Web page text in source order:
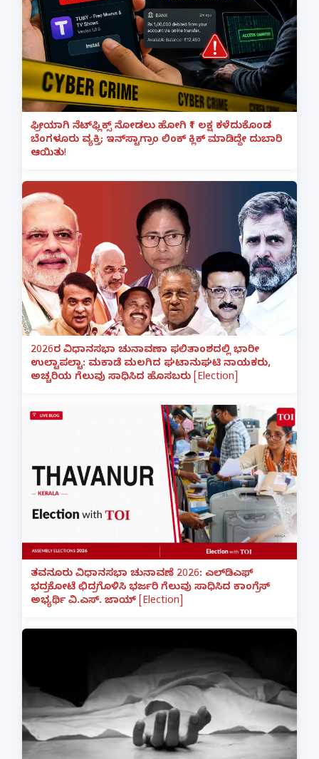
ಫ್ರೀಯಾಗಿ ನೆಟ್‌ಫ್ಲಿಕ್ಸ್ ನೋಡಲು ಹೋಗಿ ₹1 ಲಕ್ಷ ಕಳೆದುಕೊಂಡ
ಬೆಂಗಳೂರು ವ್ಯಕ್ತಿ; ಇನ್‌ಸ್ಟಾಗ್ರಾಂ ಲಿಂಕ್ ಕ್ಲಿಕ್ ಮಾಡಿದ್ದೇ ದುಬಾರಿ
ಆಯಿತು!
2026ರ ವಿಧಾನಸಭಾ ಚುನಾವಣಾ ಫಲಿತಾಂಶದಲ್ಲಿ ಭಾರೀ
ಉಲ್ಟಾಪಲ್ಟಾ: ಮಕಾಡೆ ಮಲಗಿದ ಘಟಾನುಘಟಿ ನಾಯಕರು,
ಅಚ್ಚರಿಯ ಗೆಲುವು ಸಾಧಿಸಿದ ಹೊಸಬರು [Election]
ತವನೂರು ವಿಧಾನಸಭಾ ಚುನಾವಣೆ 2026: ಎಲ್‌ಡಿಎಫ್
ಭದ್ರಕೋಟೆ ಛಿದ್ರಗೊಳಿಸಿ ಭರ್ಜರಿ ಗೆಲುವು ಸಾಧಿಸಿದ ಕಾಂಗ್ರೆಸ್
ಅಭ್ಯರ್ಥಿ ವಿ.ಎಸ್. ಜಾಯ್ [Election]